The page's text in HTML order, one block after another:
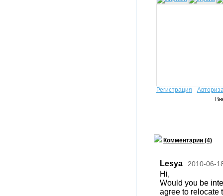
Регистрация
Комментарии (4)
Lesya 2010-06-
Hi,
Would you be
agree to relocate